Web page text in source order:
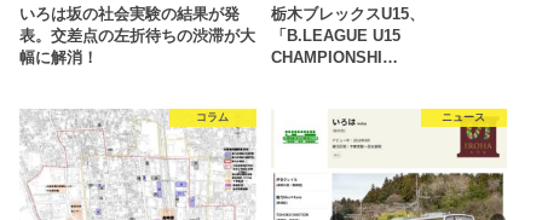
いろは坂の社会実験の結果が発
表。交差点の左折待ちの渋滞が大
幅に解消！
栃木ブレックスU15、
「B.LEAGUE U15
CHAMPIONSHI…
コラム ニュース